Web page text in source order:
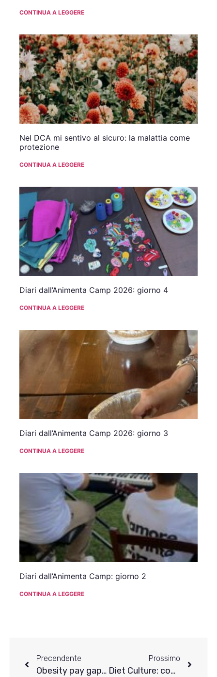
CONTINUA A LEGGERE
Nel DCA mi sentivo al sicuro: la malattia come
protezione
CONTINUA A LEGGERE
Diari dall’Animenta Camp 2026: giorno 4
CONTINUA A LEGGERE
Diari dall’Animenta Camp 2026: giorno 3
CONTINUA A LEGGERE
Diari dall’Animenta Camp: giorno 2
CONTINUA A LEGGERE
Precendente
Obesity pay gap: quando il pregiudizio sul peso abbassa gli stipendi
Prossimo
Diet Culture: come diminuirne l’impatto nella nostra vita